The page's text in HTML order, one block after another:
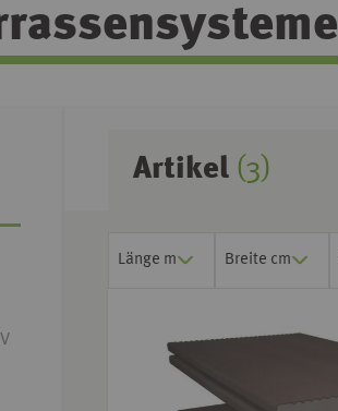
Artikel (3)
Länge m Breite cm